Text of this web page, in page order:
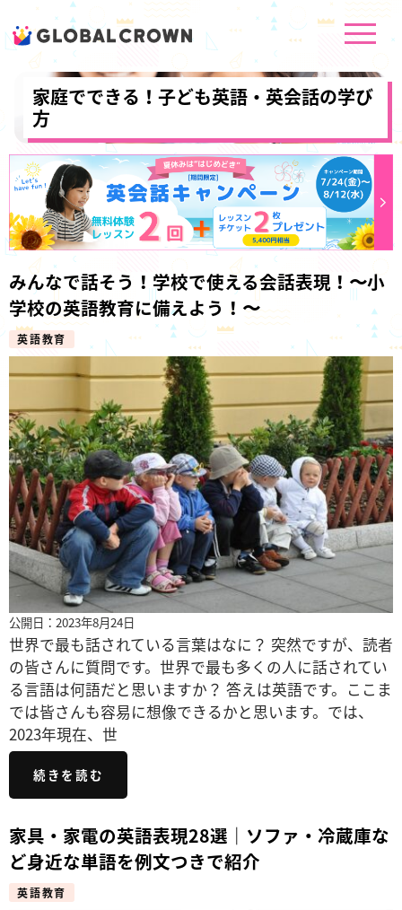
家庭でできる！子ども英語・英会話の学び
方
みんなで話そう！学校で使える会話表現！〜小
学校の英語教育に備えよう！〜
英語教育
公開日：2023年8月24日
世界で最も話されている言葉はなに？ 突然ですが、読者
の皆さんに質問です。世界で最も多くの人に話されてい
る言語は何語だと思いますか？ 答えは英語です。ここま
では皆さんも容易に想像できるかと思います。では、
2023年現在、世
続きを読む
家具・家電の英語表現28選｜ソファ・冷蔵庫な
ど身近な単語を例文つきで紹介
英語教育